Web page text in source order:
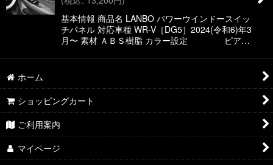
基本情報 商品名 LANBO パワーウインドースイッ
チパネル 対応車種 WR-V［DG5］2024(令和6)年3
月〜 素材 ＡＢＳ樹脂 カラー設定 ピア…
ホーム
ショッピングカート
ご利用案内
マイページ